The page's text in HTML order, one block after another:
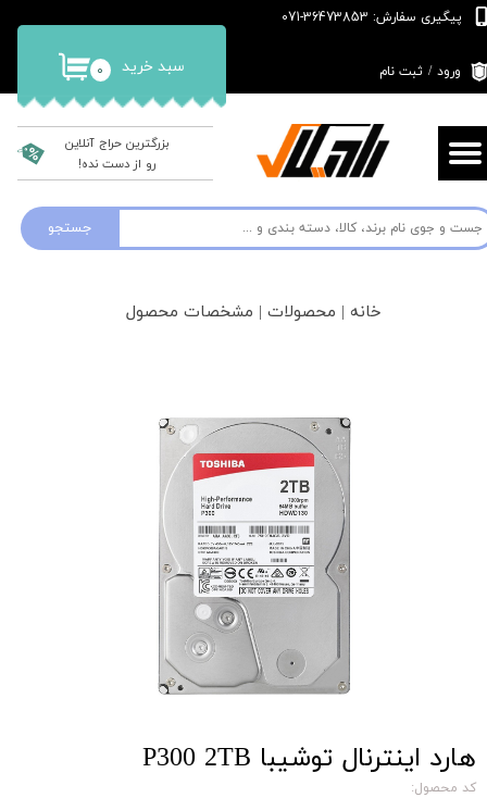
جستجو
پیگیری سفارش: 36473853-071
۰ سبد خرید ورود / ثبت نام
تغییر گذر واژه
سفارشات
بزرگترین حراج آنلاین
رو از دست نده!
خانه | محصولات | مشخصات محصول
هارد اینترنال توشیبا P300 2TB
کد محصول: